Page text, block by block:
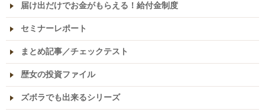
届け出だけでお金がもらえる！給付金制度
セミナーレポート
まとめ記事／チェックテスト
歴女の投資ファイル
ズボラでも出来るシリーズ